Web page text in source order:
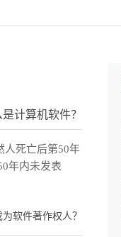
计算机软件？
人死亡后第50年
年内未发表
软件著作权人？